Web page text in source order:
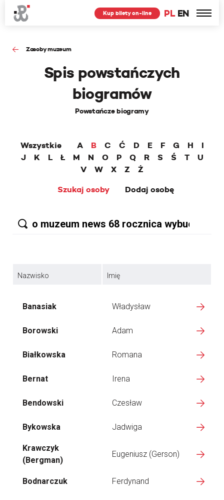
PL EN
Kup bilety on-line
Zasoby muzeum
Spis powstańczych
biogramów
Powstańcze biogramy
Wszystkie A B C Ć D E F G H
I
J
K L Ł M N O P Q R S Ś T
U
V
W X Z
Ż
Szukaj osoby
Dodaj osobę
Nazwisko Imię
Banasiak Władysław
Borowski Adam
Białkowska Romana
Bernat Irena
Bendowski Czesław
Bykowska Jadwiga
Krawczyk
(Bergman)
Eugeniusz (Gerson)
Bodnarczuk Ferdynand